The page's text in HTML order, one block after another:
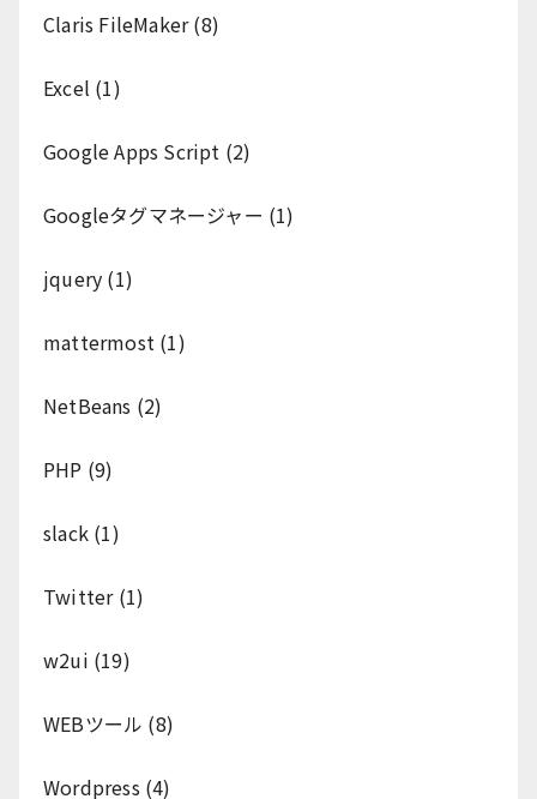
Claris FileMaker(8)
Excel (1)
Google Apps Script (2)
Googleタグマネージャー (1)
jquery (1)
mattermost (1)
NetBeans (2)
PHP (9)
slack (1)
Twitter(1)
w2ui (19)
WEBツール (8)
Wordpress (4)